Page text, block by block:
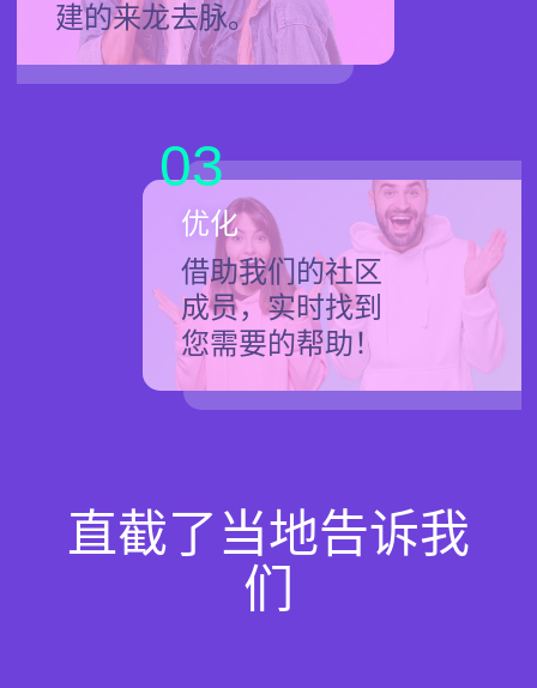
建的来龙去脉。
03
优化
借助我们的社区
成员，实时找到
您需要的帮助！
直截了当地告诉我
们